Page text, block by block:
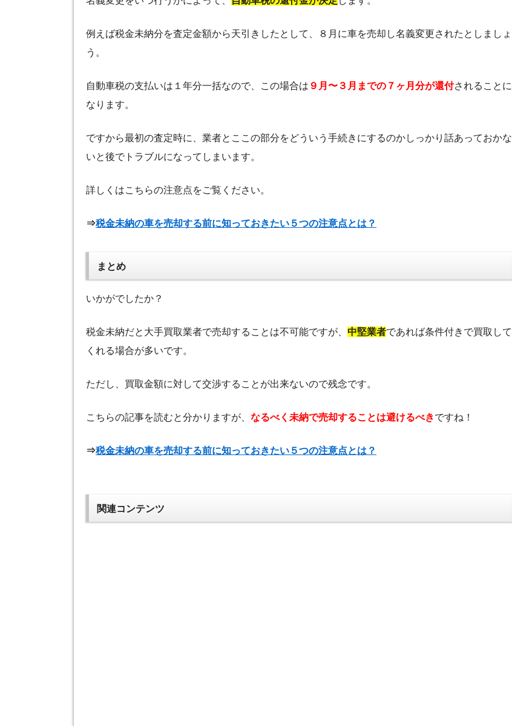
例えば税金未納分を査定金額から天引きしたとして、８月に車を売却し名義変更されたとしましょ
う。
自動車税の支払いは１年分一括なので、この場合は ９月〜３月までの７ヶ月分が還付されることに
なります。
ですから最初の査定時に、業者とここの部分をどういう手続きにするのかしっかり話あっておかな
いと後でトラブルになってしまいます。
詳しくはこちらの注意点をご覧ください。
⇒税金未納の車を売却する前に知っておきたい５つの注意点とは？
まとめ
いかがでしたか？
税金未納だと大手買取業者で売却することは不可能ですが、 中堅業者であれば条件付きで買取して
くれる場合が多いです。
ただし、買取金額に対して交渉することが出来ないので残念です。
こちらの記事を読むと分かりますが、 なるべく未納で売却することは避けるべきですね！
⇒税金未納の車を売却する前に知っておきたい５つの注意点とは？
関連コンテンツ